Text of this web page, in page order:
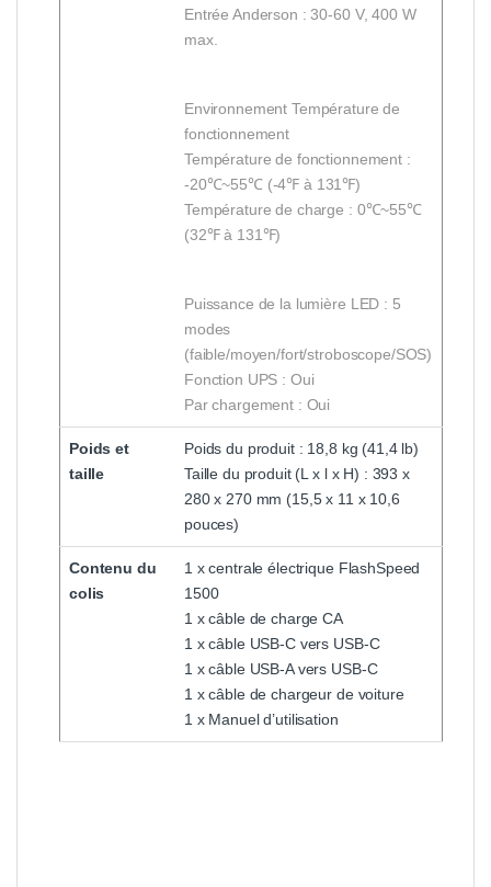
Entrée Anderson : 30-60 V, 400 W
max.
Environnement Température de
fonctionnement
Température de fonctionnement :
-20℃~55℃ (-4℉ à 131℉)
Température de charge : 0℃~55℃
(32℉ à 131℉)
Puissance de la lumière LED : 5
modes
(faible/moyen/fort/stroboscope/SOS)
Fonction UPS : Oui
Par chargement : Oui
Poids et
taille
Poids du produit : 18,8 kg (41,4 lb)
Taille du produit (L x l x H) : 393 x
280 x 270 mm (15,5 x 11 x 10,6
pouces)
Contenu du
colis
1 x centrale électrique FlashSpeed
1500
1 x câble de charge CA
1 x câble USB-C vers USB-C
1 x câble USB-A vers USB-C
1 x câble de chargeur de voiture
1 x Manuel d’utilisation